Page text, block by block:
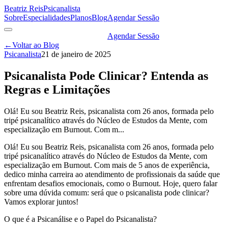
Beatriz ReisPsicanalista
SobreEspecialidadesPlanosBlogAgendar Sessão
Agendar Sessão
←Voltar ao Blog
Psicanalista21 de janeiro de 2025
Psicanalista Pode Clinicar? Entenda as
Regras e Limitações
Olá! Eu sou Beatriz Reis, psicanalista com 26 anos, formada pelo
tripé psicanalítico através do Núcleo de Estudos da Mente, com
especialização em Burnout. Com m...
Olá! Eu sou Beatriz Reis, psicanalista com 26 anos, formada pelo
tripé psicanalítico através do Núcleo de Estudos da Mente, com
especialização em Burnout. Com mais de 5 anos de experiência,
dedico minha carreira ao atendimento de profissionais da saúde que
enfrentam desafios emocionais, como o Burnout. Hoje, quero falar
sobre uma dúvida comum: será que o psicanalista pode clinicar?
Vamos explorar juntos!
O que é a Psicanálise e o Papel do Psicanalista?